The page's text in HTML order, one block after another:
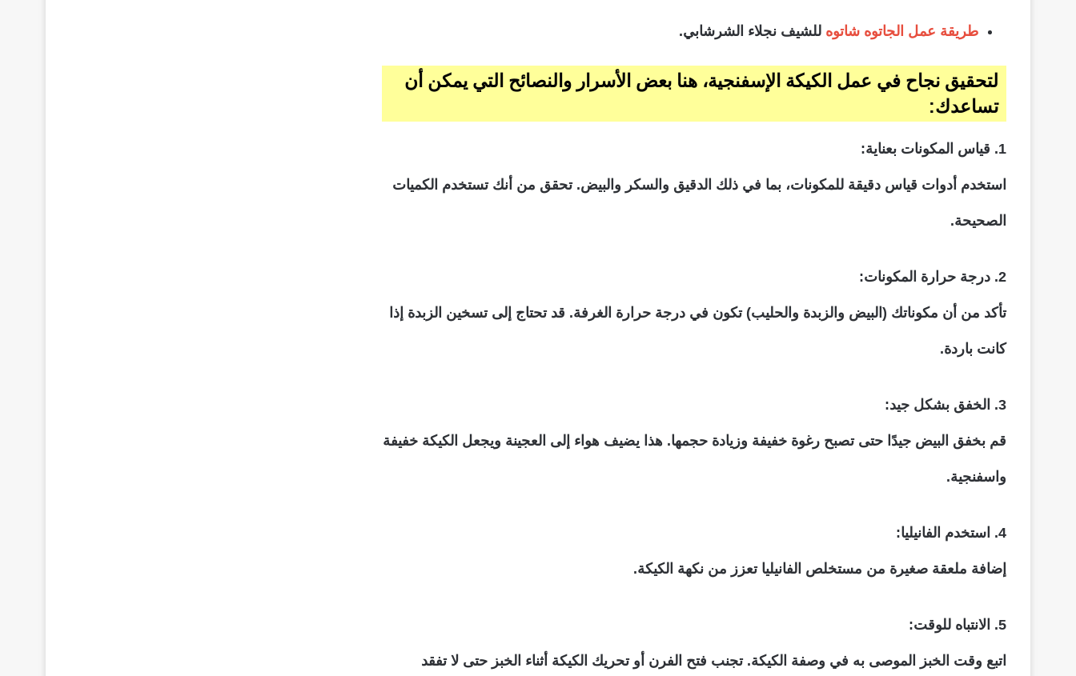
طريقة عمل الجاتوه شاتوه للشيف نجلاء الشرشابي.
لتحقيق نجاح في عمل الكيكة الإسفنجية، هنا بعض الأسرار والنصائح التي يمكن أن
تساعدك:
1. قياس المكونات بعناية:
استخدم أدوات قياس دقيقة للمكونات، بما في ذلك الدقيق والسكر والبيض. تحقق من أنك تستخدم الكميات
الصحيحة.
2. درجة حرارة المكونات:
تأكد من أن مكوناتك (البيض والزبدة والحليب) تكون في درجة حرارة الغرفة. قد تحتاج إلى تسخين الزبدة إذا
كانت باردة.
3. الخفق بشكل جيد:
قم بخفق البيض جيدًا حتى تصبح رغوة خفيفة وزيادة حجمها. هذا يضيف هواء إلى العجينة ويجعل الكيكة خفيفة
واسفنجية.
4. استخدم الفانيليا:
إضافة ملعقة صغيرة من مستخلص الفانيليا تعزز من نكهة الكيكة.
5. الانتباه للوقت:
اتبع وقت الخبز الموصى به في وصفة الكيكة. تجنب فتح الفرن أو تحريك الكيكة أثناء الخبز حتى لا تفقد